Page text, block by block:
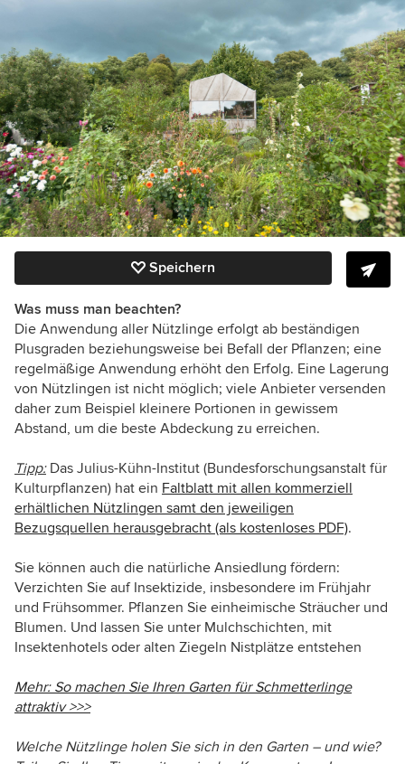
Speichern
Was muss man beachten?
Die Anwendung aller Nützlinge erfolgt ab beständigen
Plusgraden beziehungsweise bei Befall der Pflanzen; eine
regelmäßige Anwendung erhöht den Erfolg. Eine Lagerung
von Nützlingen ist nicht möglich; viele Anbieter versenden
daher zum Beispiel kleinere Portionen in gewissem
Abstand, um die beste Abdeckung zu erreichen.
Tipp:Das Julius-Kühn-Institut (Bundesforschungsanstalt für
Kulturpflanzen) hat ein Faltblatt mit allen kommerziell
erhältlichen Nützlingen samt den jeweiligen
Bezugsquellen herausgebracht (als kostenloses PDF).
Sie können auch die natürliche Ansiedlung fördern:
Verzichten Sie auf Insektizide, insbesondere im Frühjahr
und Frühsommer. Pflanzen Sie einheimische Sträucher und
Blumen. Und lassen Sie unter Mulchschichten, mit
Insektenhotels oder alten Ziegeln Nistplätze entstehen
Mehr: So machen Sie Ihren Garten für Schmetterlinge
attraktiv >>>
Welche Nützlinge holen Sie sich in den Garten – und wie?